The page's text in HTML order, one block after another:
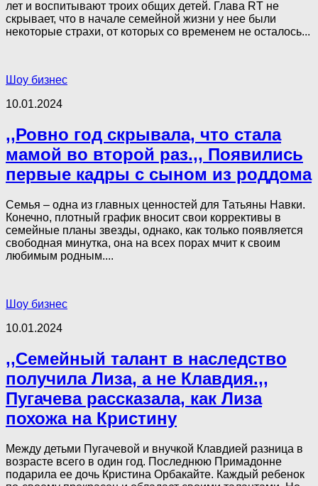
лет и воспитывают троих общих детей. Глава RT не
скрывает, что в начале семейной жизни у нее были
некоторые страхи, от которых со временем не осталось...
Шоу бизнес
10.01.2024
,,Ровно год скрывала, что стала
мамой во второй раз.,, Появились
первые кадры с сыном из роддома
Семья – одна из главных ценностей для Татьяны Навки.
Конечно, плотный график вносит свои коррективы в
семейные планы звезды, однако, как только появляется
свободная минутка, она на всех порах мчит к своим
любимым родным....
Шоу бизнес
10.01.2024
,,Семейный талант в наследство
получила Лиза, а не Клавдия.,,
Пугачева рассказала, как Лиза
похожа на Кристину
Между детьми Пугачевой и внучкой Клавдией разница в
возрасте всего в один год. Последнюю Примадонне
подарила ее дочь Кристина Орбакайте. Каждый ребенок